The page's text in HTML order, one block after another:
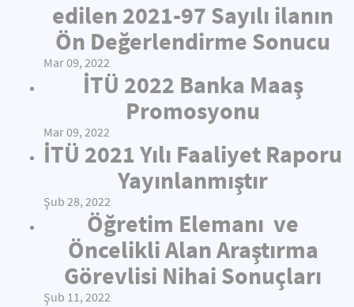
edilen 2021-97 Sayılı ilanın
Ön Değerlendirme Sonucu
Mar 09, 2022
İTÜ 2022 Banka Maaş
Promosyonu
Mar 09, 2022
İTÜ 2021 Yılı Faaliyet Raporu
Yayınlanmıştır
Şub 28, 2022
Öğretim Elemanı ve
Öncelikli Alan Araştırma
Görevlisi Nihai Sonuçları
Şub 11, 2022